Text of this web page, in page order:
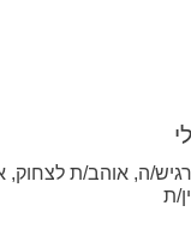
ה, אוהב/ת לצחוק,
ת